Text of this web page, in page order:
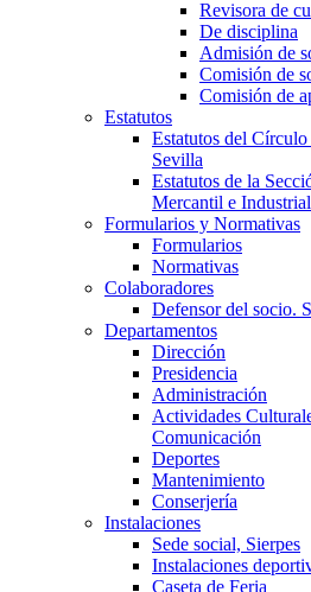
Revisora de
De disciplina
Admisión de
Comisión de
Comisión de
Estatutos
Estatutos del
Sevilla
Estatutos de la
Mercantil e
Formularios y Normativas
Formularios
Normativas
Colaboradores
Defensor del socio.
Departamentos
Dirección
Presidencia
Administración
Actividades
Comunicación
Deportes
Mantenimiento
Conserjería
Instalaciones
Sede social, Sierpes
Instalaciones
Caseta de Feria